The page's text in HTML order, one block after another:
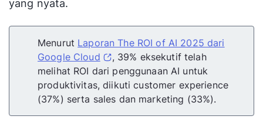
yang nyata.
Menurut Laporan The ROI of AI 2025 dari
Google Cloud
, 39% eksekutif telah
melihat ROI dari penggunaan AI untuk
produktivitas, diikuti customer experience
(37%) serta sales dan marketing (33%).